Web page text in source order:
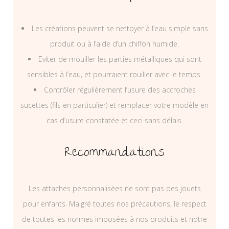
Les créations peuvent se nettoyer à l’eau simple sans
produit ou à l’aide d’un chiffon humide.
Eviter de mouiller les parties métalliques qui sont
sensibles à l’eau, et pourraient rouiller avec le temps.
Contrôler régulièrement l’usure des accroches
sucettes (fils en particulier) et remplacer votre modèle en
cas d’usure constatée et ceci sans délais.
Recommandations
Les attaches personnalisées ne sont pas des jouets
pour enfants. Malgré toutes nos précautions, le respect
de toutes les normes imposées à nos produits et notre